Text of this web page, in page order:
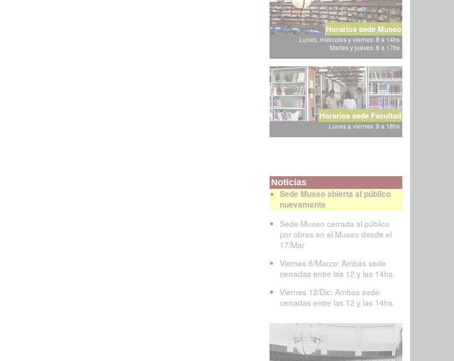
Horarios sede Museo
Lunes, miércoles y viernes: 8 a 14hs.
Martes y jueves: 8 a 17hs.
Horarios sede Facultad
Lunes a viernes: 8 a 18hs.
Noticias
Sede Museo abierta al público
nuevamente
Sede Museo cerrada al público
por obras en el Museo desde el
17/Mar
Viernes 6/Marzo: Ambas sede
cerradas entre las 12 y las 14hs.
Viernes 12/Dic: Ambas sede
cerradas entre las 12 y las 14hs.